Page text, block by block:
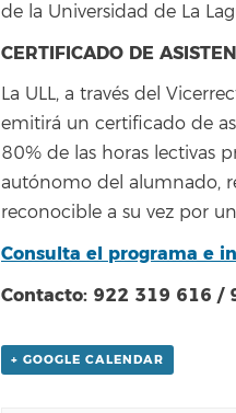
de la Universidad de La
CERTIFICADO DE
La ULL, a través del
emitirá un certificado de
80% de las horas lectivas
autónomo del alumnado,
reconocible a su vez por
Consulta el programa e
Contacto: 922 319 616 /
+ GOOGLE CALENDAR